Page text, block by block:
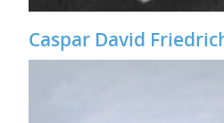
Caspar David